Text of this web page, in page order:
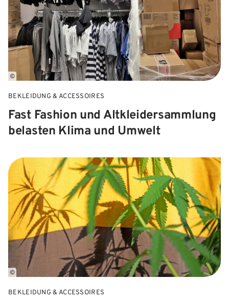
©
BEKLEIDUNG & ACCESSOIRES
Fast Fashion und Altkleidersammlung
belasten Klima und Umwelt
©
BEKLEIDUNG & ACCESSOIRES